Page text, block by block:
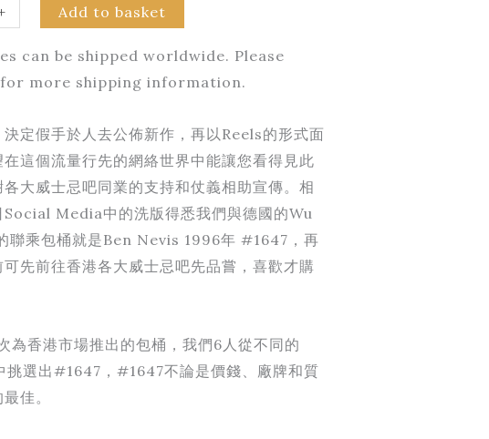
Add to basket
can be shipped worldwide. Please
more shipping information.
定假手於人去公佈新作，再以Reels的形式面
這個流量行先的網絡世界中能讓您看得見此
大威士忌吧同業的支持和仗義相助宣傳。相
Social Media中的洗版得悉我們與德國的Wu
聯乘包桶就是Ben Nevis 1996年 #1647，再
可先前往香港各大威士忌吧先品嘗，喜歡才購
為香港市場推出的包桶，我們6人從不同的
挑選出#1647，#1647不論是價錢、廠牌和質
佳。